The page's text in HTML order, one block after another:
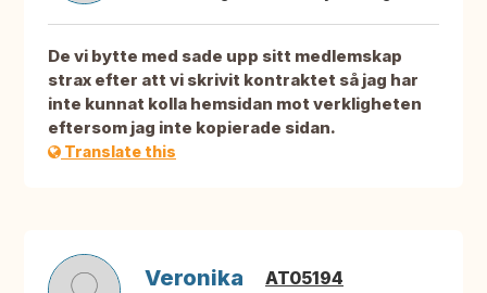
De vi bytte med sade upp sitt medlemskap
strax efter att vi skrivit kontraktet så jag har
inte kunnat kolla hemsidan mot verkligheten
eftersom jag inte kopierade sidan.
Translate this
Veronika AT05194